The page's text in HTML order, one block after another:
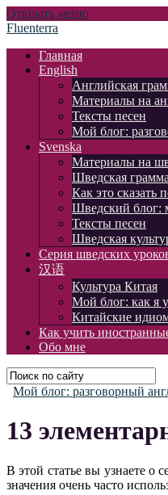
Открыть меню
Fluenterra
Главная
English
Английская
Материалы на
Тексты песен
Мой блог:
Svenska
Материалы на
Шведская
Как это сказать
Шведский блог:
Тексты песен
Шведская
Серия шведских
汉语
Культура Китая
Мой блог: как я
Китайские
Как учить
Обо мне
Мой блог: разговорный
13
В этой статье вы узнаете о
значения очень часто